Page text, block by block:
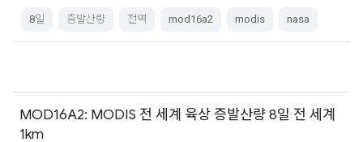
8일 증발산량 전역 mod16a2 modis nasa
MOD16A2: MODIS 전 세계 육상 증발산량 8일 전 세계
1km